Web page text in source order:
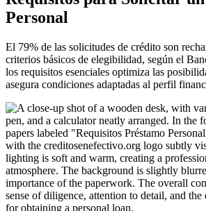
Personal
El 79% de las solicitudes de crédito son
criterios básicos de elegibilidad, según el
los requisitos esenciales optimiza las
asegura condiciones adaptadas al perfil